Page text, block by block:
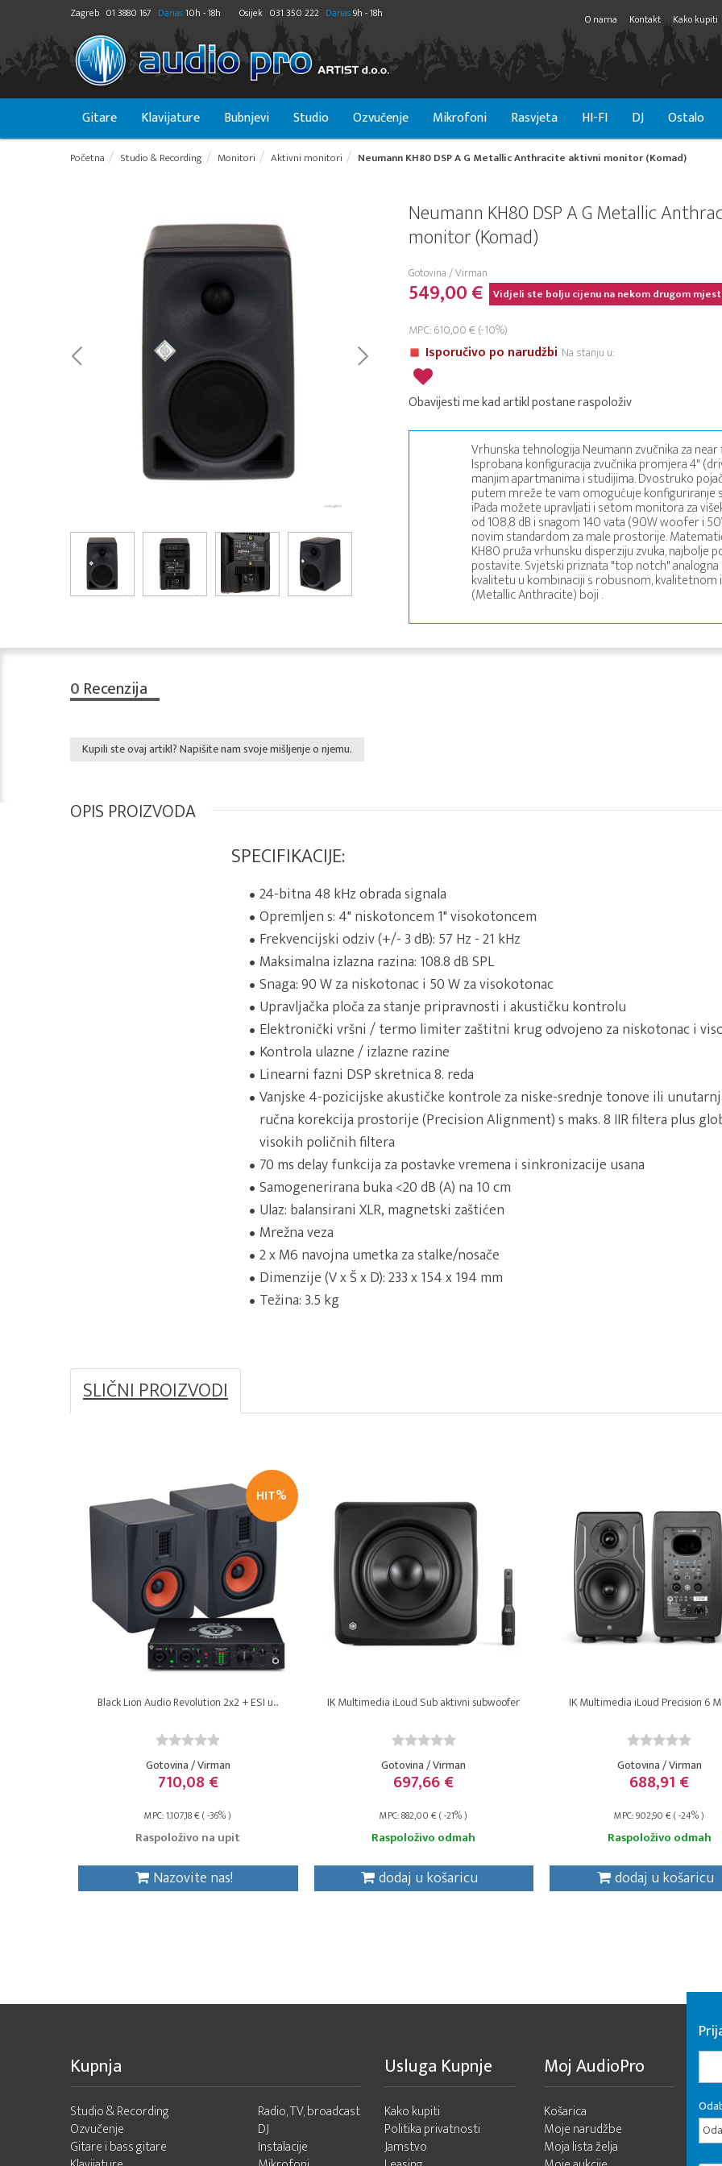
Zagreb 01 3880 167 Danas10h - 18h Osijek 031 350 222 Danas9h - 18h O nama Kontakt Kako kupiti
Gitare Klavijature Bubnjevi Studio Ozvučenje Mikrofoni Rasvjeta HI-FI DJ Ostalo
Početna Studio & Recording Monitori Aktivni monitori Neumann KH80 DSP A G Metallic Anthracite aktivni monitor (Komad)
Neumann KH80 DSP A G Metallic
monitor (Komad)
Gotovina / Virman
549,00 € Vidjeli ste bolju cijenu na nekom drugom
MPC: 610,00 € (-10%)
Isporučivo po narudžbi Na stanju u:
Obavijesti me kad artikl postane raspoloživ
Vrhunska tehnologija Neumann zvučnika za
Isprobana konfiguracija zvučnika promjera 4"
manjim apartmanima i studijima. Dvostruko
putem mreže te vam omogućuje konfiguriranje
iPada možete upravljati i setom monitora za
od 108,8 dB i snagom 140 vata (90W woofer i
novim standardom za male prostorije.
KH80 pruža vrhunsku disperziju zvuka, najbolje
postavite. Svjetski priznata "top notch"
kvalitetu u kombinaciji s robusnom, kvalitetnom
(Metallic Anthracite) boji .
0 Recenzija
Kupili ste ovaj artikl? Napišite nam svoje mišljenje o njemu.
OPIS PROIZVODA
SPECIFIKACIJE:
24-bitna 48 kHz obrada signala
Opremljen s: 4" niskotoncem 1" visokotoncem
Frekvencijski odziv (+/- 3 dB): 57 Hz - 21 kHz
Maksimalna izlazna razina: 108.8 dB SPL
Snaga: 90 W za niskotonac i 50 W za visokotonac
Upravljačka ploča za stanje pripravnosti i akustičku kontrolu
Elektronički vršni / termo limiter zaštitni krug odvojeno za niskotonac i
Kontrola ulazne / izlazne razine
Linearni fazni DSP skretnica 8. reda
Vanjske 4-pozicijske akustičke kontrole za niske-srednje tonove ili
ručna korekcija prostorije (Precision Alignment) s maks. 8 IIR filtera plus
visokih poličnih filtera
70 ms delay funkcija za postavke vremena i sinkronizacije usana
Samogenerirana buka <20 dB (A) na 10 cm
Ulaz: balansirani XLR, magnetski zaštićen
Mrežna veza
2 x M6 navojna umetka za stalke/nosače
Dimenzije (V x Š x D): 233 x 154 x 194 mm
Težina: 3.5 kg
SLIČNI PROIZVODI
Black Lion Audio Revolution 2x2 + ESI u...
Gotovina / Virman
710,08 €
MPC: 1.107,18 € ( -36% )
Raspoloživo na upit
Nazovite nas!
HIT%
IK Multimedia iLoud Sub aktivni subwoofer
Gotovina / Virman
697,66 €
MPC: 882,00 € ( -21% )
Raspoloživo odmah
dodaj u košaricu
IK Multimedia iLoud Precision 6
Gotovina / Virman
688,91 €
MPC: 902,90 € ( -24% )
Raspoloživo odmah
dodaj u košaricu
Kupnja
Studio & Recording
Ozvučenje
Gitare i bass gitare
Radio, TV, broadcast
DJ
Instalacije
Usluga Kupnje
Kako kupiti
Politika privatnosti
Jamstvo
Moj AudioPro
Košarica
Moje narudžbe
Moja lista želja